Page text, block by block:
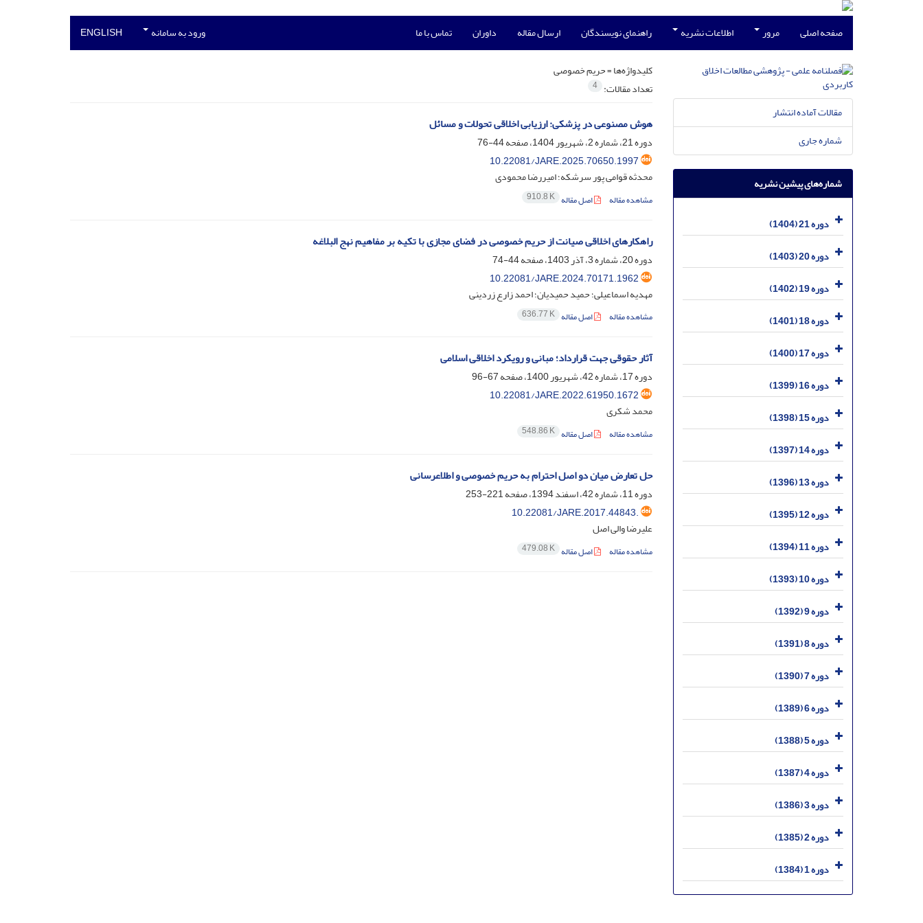
صفحه اصلی مرور اطلاعات نشریه راهنمای نویسندگان ارسال مقاله داوران تماس با ما ورود به سامانه ENGLISH
کلیدواژه‌ها =حریم خصوصی
تعداد مقالات: 4
هوش مصنوعی در پزشکی: ارزیابی اخلاقی تحولات و مسائل
دوره 21، شماره 2، شهریور 1404، صفحه
44-76
10.22081/JARE.2025.70650.1997
محدثه قوامی پور سرشکه؛ امیررضا محمودی
مشاهده مقاله اصل مقاله 910.8 K
راهکارهای اخلاقی صیانت از حریم خصوصی در فضای مجازی با تکیه بر مفاهیم نهج البلاغه
دوره 20، شماره 3، آذر 1403، صفحه
44-74
10.22081/JARE.2024.70171.1962
مهدیه اسماعیلی؛ حمید حمیدیان؛ احمد زارع زردینی
مشاهده مقاله اصل مقاله 636.77 K
آثار حقوقی جهت قرارداد؛ مبانی و رویکرد اخلاقی اسلامی
دوره 17، شماره 42، شهریور 1400، صفحه
67-96
10.22081/JARE.2022.61950.1672
محمد شکری
مشاهده مقاله اصل مقاله 548.86 K
حل تعارض میان دو اصل احترام به حریم خصوصی و اطلاعرسانی
دوره 11، شماره 42، اسفند 1394، صفحه
221-253
10.22081/JARE.2017.44843.
علیرضا والی اصل
مشاهده مقاله اصل مقاله 479.08 K
مقالات آماده انتشار
شماره جاری
شماره‌های پیشین نشریه
دوره 21 (1404)
دوره 20 (1403)
دوره 19 (1402)
دوره 18 (1401)
دوره 17 (1400)
دوره 16 (1399)
دوره 15 (1398)
دوره 14 (1397)
دوره 13 (1396)
دوره 12 (1395)
دوره 11 (1394)
دوره 10 (1393)
دوره 9 (1392)
دوره 8 (1391)
دوره 7 (1390)
دوره 6 (1389)
دوره 5 (1388)
دوره 4 (1387)
دوره 3 (1386)
دوره 2 (1385)
دوره 1 (1384)